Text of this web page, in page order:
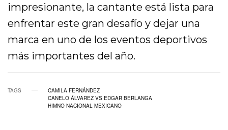
impresionante, la cantante está lista para
enfrentar este gran desafío y dejar una
marca en uno de los eventos deportivos
más importantes del año.
TAGS
CAMILA FERNÁNDEZ
CANELO ÁLVAREZ VS EDGAR BERLANGA
HIMNO NACIONAL MEXICANO